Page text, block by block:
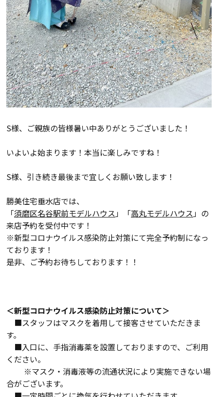
家づくりのスケジュール
よくあるご質問 店舗紹介
スタッフブログ ZEH普及目標
プライバシー
ポリシー
ソーシャルメディアポリ
シー
MENU
S様、ご親族の皆様暑い中ありがとうございました！
いよいよ始まります！本当に楽しみですね！
S様、引き続き最後まで宜しくお願い致します！
勝美住宅垂水店では、
「須磨区名谷駅前モデルハウス」「高丸モデルハウス」の
来店予約を受付中です！
※新型コロナウイルス感染防止対策にて完全予約制になっ
ております！
是非、ご予約お待ちしております！！
＜新型コロナウイルス感染防止対策について＞
■スタッフはマスクを着用して接客させていただきま
す。
■入口に、手指消毒薬を設置しておりますので、ご利用
ください。
※マスク・消毒液等の流通状況により実施できない場
合がございます。